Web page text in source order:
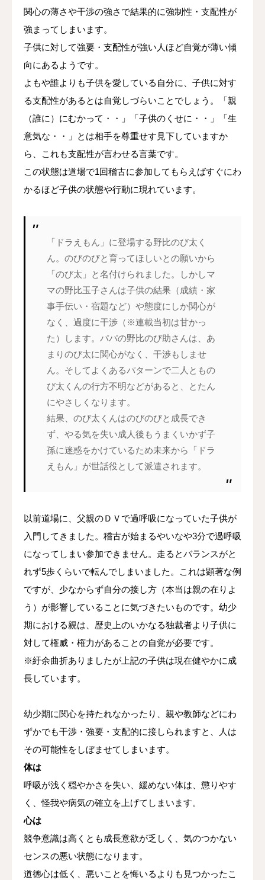
関心の薄さや干渉の強さで結果的に強制性・支配性が
強まってしまいます。
子供に対して強要・支配性が強い人ほど自覚が薄い傾
向にあるようです。
よもや誰よりも子供を愛している自分に、子供に対す
る支配性があるとは自覚しづらいことでしょう。「親
（誰に）にむかって・・」「子供のくせに・・」「生
意気な・・」とは相手を尊重せす見下していますか
ら、これも支配性が言わせる言葉です。
この状態は道場で1回稽古に参加してもらえばすぐにわ
かるほど子供の状態や行動に現れています。
「ドラえもん」に登場する野比のび太く
ん。のびのびと育ってほしいとの願いから
「のび太」と名付けられました。しかしマ
マの野比玉子さんは子供の結果（成績・家
事手伝い・宿題など）や態度にしか関心が
なく、過度に干渉（※連載当初は甘かっ
た）します。パパの野比のび助さんは、あ
まりのび太に関心がなく、干渉もしませ
ん。そしてよくあるパターンで二人ともの
び太くんの行方不明などがあると、とたん
にやさしくなります。
結果、のび太くんはのびのびと成長でき
ず、やる気を失い成人後もうまくいかず子
孫に迷惑をかけているため未来から「ドラ
えもん」が世話役として派遣されます。
以前道場に、父親のＤＶで過呼吸になっていた子供が
入門してきました。稽古が始まるやいなや3分で過呼吸
になってしまい参加できません。走るとバランスがと
れず5歩くらいで転んでしまいました。これは顕著な例
ですが、少なからず自分の接し方（本当は親の在りよ
う）が影響していることに気づきたいものです。幼少
期における親は、歴史上のいかなる独裁者より子供に
対して権威・権力があることの自覚が必要です。
※紆余曲折ありましたが上記の子供は現在健やかに成
長しています。
幼少期に関心を持たれなかったり、親や教師などにわ
ずかでも干渉・強要・支配的に接しられますと、人は
その可能性をしぼませてしまいます。
体は
呼吸が浅く穏やかさを失い、緩めない体は、懲りやす
く、怪我や病気の確立を上げてしまいます。
心は
競争意識は高くとも成長意欲が乏しく、気のつかない
センスの悪い状態になります。
道徳心は低く、悪いことを悔いるよりも見つかったこ